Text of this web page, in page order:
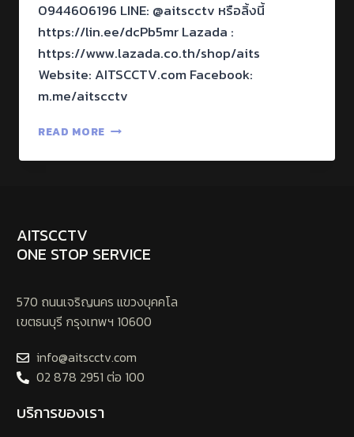
0944606196 LINE: @aitscctv หรือลิ้งนี้
https://lin.ee/dcPb5mr Lazada :
https://www.lazada.co.th/shop/aits
Website: AITSCCTV.com Facebook:
m.me/aitscctv
READ MORE
AITSCCTV
ONE STOP SERVICE
570 ถนนเจริญนคร แขวงบุคคโล
เขตธนบุรี กรุงเทพฯ 10600
info@aitscctv.com
02 878 2951 ต่อ 100
บริการของเรา